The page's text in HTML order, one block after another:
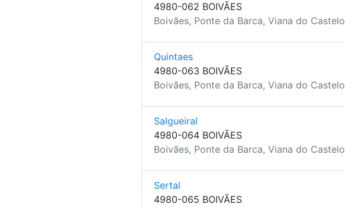
4980-062 BOIVÃES
Boivães, Ponte da Barca, Viana do Castelo
Quintaes
4980-063 BOIVÃES
Boivães, Ponte da Barca, Viana do Castelo
Salgueiral
4980-064 BOIVÃES
Boivães, Ponte da Barca, Viana do Castelo
Sertal
4980-065 BOIVÃES